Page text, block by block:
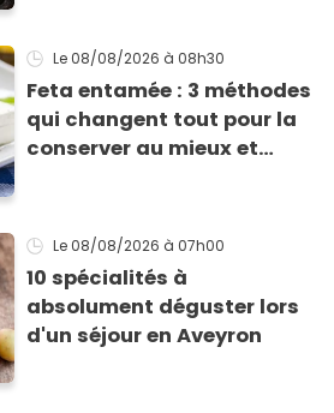
Le 08/08/2026 à 08h30
Feta entamée : 3 méthodes
qui changent tout pour la
conserver au mieux et
Le 08/08/2026 à 07h00
10 spécialités à
absolument déguster lors
d'un séjour en Aveyron